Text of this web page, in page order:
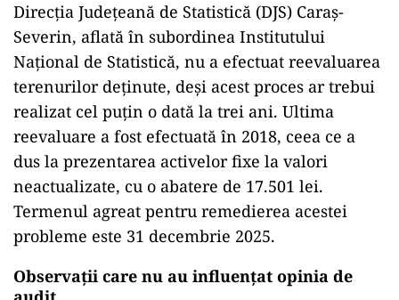
Direcția Județeană de Statistică (DJS) Caraș-
Severin, aflată în subordinea Institutului
Național de Statistică, nu a efectuat reevaluarea
terenurilor deținute, deși acest proces ar trebui
realizat cel puțin o dată la trei ani. Ultima
reevaluare a fost efectuată în 2018, ceea ce a
dus la prezentarea activelor fixe la valori
neactualizate, cu o abatere de 17.501 lei.
Termenul agreat pentru remedierea acestei
probleme este 31 decembrie 2025.
Observații care nu au influențat opinia de